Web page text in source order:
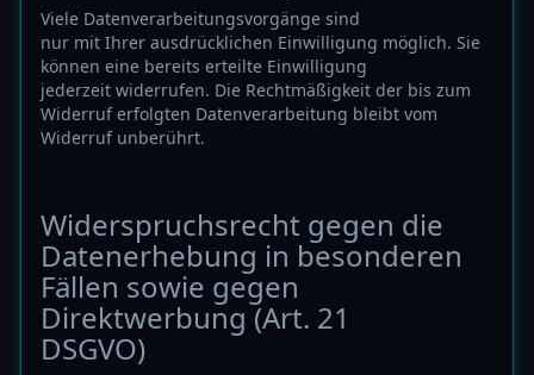
Viele Datenverarbeitungsvorgänge sind
nur mit Ihrer ausdrücklichen Einwilligung möglich. Sie
können eine bereits erteilte Einwilligung
jederzeit widerrufen. Die Rechtmäßigkeit der bis zum
Widerruf erfolgten Datenverarbeitung bleibt vom
Widerruf unberührt.
Widerspruchsrecht gegen die
Datenerhebung in besonderen
Fällen sowie gegen
Direktwerbung (Art. 21
DSGVO)